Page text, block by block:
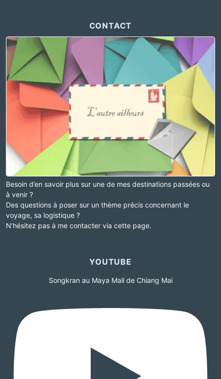
CONTACT
Besoin d’en savoir plus sur une de mes destinations passées ou
à venir ?
Des questions à poser sur un thème précis concernant le
voyage, sa logistique ?
N’hésitez pas à me contacter via cette page.
YOUTUBE
Songkran au Maya Mall de Chiang Mai